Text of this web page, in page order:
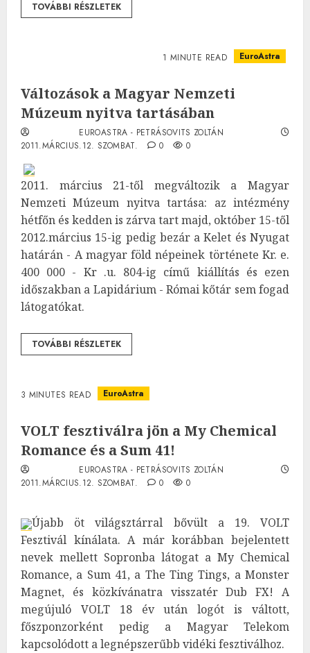
TOVÁBBI RÉSZLETEK
1 MINUTE READ EuroAstra
Változások a Magyar Nemzeti
Múzeum nyitva tartásában
EUROASTRA - PETRÁSOVITS ZOLTÁN
2011.MÁRCIUS.12. SZOMBAT.
0 0
2011. március 21-től megváltozik a Magyar
Nemzeti Múzeum nyitva tartása: az intézmény
hétfőn és kedden is zárva tart majd, október 15-től
2012.március 15-ig pedig bezár a Kelet és Nyugat
határán - A magyar föld népeinek története Kr. e.
400 000 - Kr .u. 804-ig című kiállítás és ezen
időszakban a Lapidárium - Római kőtár sem fogad
látogatókat.
TOVÁBBI RÉSZLETEK
3 MINUTES READ EuroAstra
VOLT fesztiválra jön a My Chemical
Romance és a Sum 41!
EUROASTRA - PETRÁSOVITS ZOLTÁN
2011.MÁRCIUS.12. SZOMBAT.
0 0
Újabb öt világsztárral bővült a 19. VOLT
Fesztivál kínálata. A már korábban bejelentett
nevek mellett Sopronba látogat a My Chemical
Romance, a Sum 41, a The Ting Tings, a Monster
Magnet, és közkívánatra visszatér Dub FX! A
megújuló VOLT 18 év után logót is váltott,
főszponzorként pedig a Magyar Telekom
kapcsolódott a legnépszerűbb vidéki fesztiválhoz.